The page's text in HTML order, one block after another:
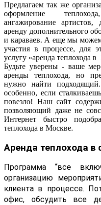
Предлагаем так же
оформление
ангажирование
аренду дополнительного
и караваев. А еще мы
участия в процессе, для
услугу «аренда теплохода
Будьте уверены - ваше
аренды теплохода, но
нужно найти
особенно, если
повезло! Наш сайт
позволяющий даже не
Интернет быстро
теплохода в Москве.
Аренда теплохода в
Программа “все
организацию
клиента в процессе.
офис, обсудить все